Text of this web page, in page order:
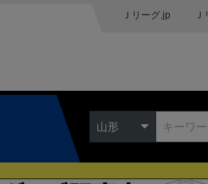
Ｊリーグ.jp
山形